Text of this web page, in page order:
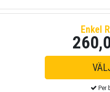
Enkel
Per